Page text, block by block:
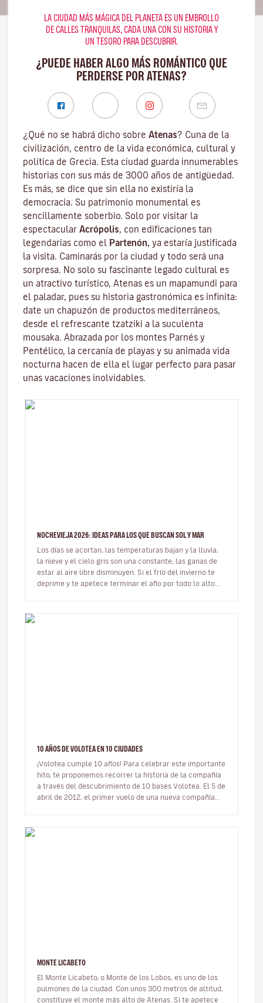
LA CIUDAD MÁS MÁGICA DEL PLANETA ES UN EMBROLLO
DE CALLES TRANQUILAS, CADA UNA CON SU HISTORIA Y
UN TESORO PARA DESCUBRIR.
¿PUEDE HABER ALGO MÁS ROMÁNTICO QUE
PERDERSE POR ATENAS?
¿Qué no se habrá dicho sobre Atenas? Cuna de la
civilización, centro de la vida económica, cultural y
política de Grecia. Esta ciudad guarda innumerables
historias con sus más de 3000 años de antigüedad.
Es más, se dice que sin ella no existiría la
democracia. Su patrimonio monumental es
sencillamente soberbio. Solo por visitar la
espectacular Acrópolis, con edificaciones tan
legendarias como el Partenón, ya estaría justificada
la visita. Caminarás por la ciudad y todo será una
sorpresa. No solo su fascinante legado cultural es
un atractivo turístico, Atenas es un mapamundi para
el paladar, pues su historia gastronómica es infinita:
date un chapuzón de productos mediterráneos,
desde el refrescante tzatziki a la suculenta
mousaka. Abrazada por los montes Parnés y
Pentélico, la cercanía de playas y su animada vida
nocturna hacen de ella el lugar perfecto para pasar
unas vacaciones inolvidables.
NOCHEVIEJA 2026: IDEAS PARA LOS QUE BUSCAN SOL Y MAR
Los días se acortan, las temperaturas bajan y la lluvia,
la nieve y el cielo gris son una constante; las ganas de
estar al aire libre disminuyen. Si el frío del invierno te
deprime y te apetece terminar el año por todo lo alto
10 AÑOS DE VOLOTEA EN 10 CIUDADES
¡Volotea cumple 10 años! Para celebrar este importante
hito, te proponemos recorrer la historia de la compañía
a través del descubrimiento de 10 bases Volotea. El 5 de
abril de 2012, el primer vuelo de una nueva compañía
MONTE LICABETO
El Monte Licabeto, o Monte de los Lobos, es uno de los
pulmones de la ciudad. Con unos 300 metros de altitud,
constituye el monte más alto de Atenas. Si te apetece